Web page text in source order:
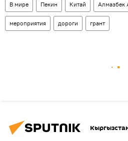
В мире Пекин Китай Алмазбек
мероприятия дороги грант